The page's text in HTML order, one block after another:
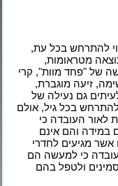
להתרחש בכל עת,
מטראומות,
של "פחד מוות", קרי
זיעה מוגברת,
גם נעילה של
בכל גיל, אולם
לאור העובדה כי
במידה והם אינם
אשר מגיעים לחדרי
כי למעשה הם
ולטפל בהם